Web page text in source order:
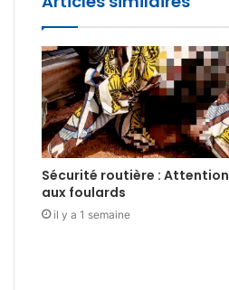
Sécurité routière : Attention
aux foulards
il y a 1 semaine